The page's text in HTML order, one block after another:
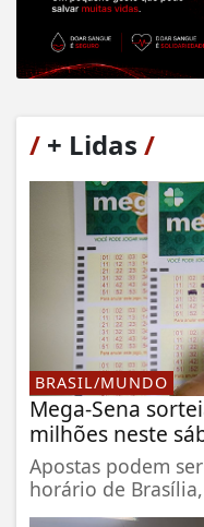
/ + Lidas /
BRASIL/MUNDO
Mega-Sena
milhões neste
Apostas podem
horário de